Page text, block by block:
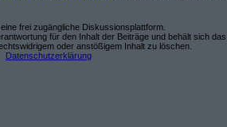
frei zugängliche Diskussionsplattform.
für den Inhalt der Beiträge und behält sich das
oder anstößigem Inhalt zu löschen.
Datenschutzerklärung